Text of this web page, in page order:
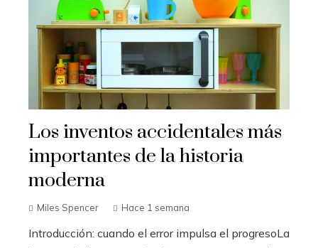
Los inventos accidentales más
importantes de la historia
moderna
Miles Spencer Hace 1 semana
Introducción: cuando el error impulsa el progresoLa